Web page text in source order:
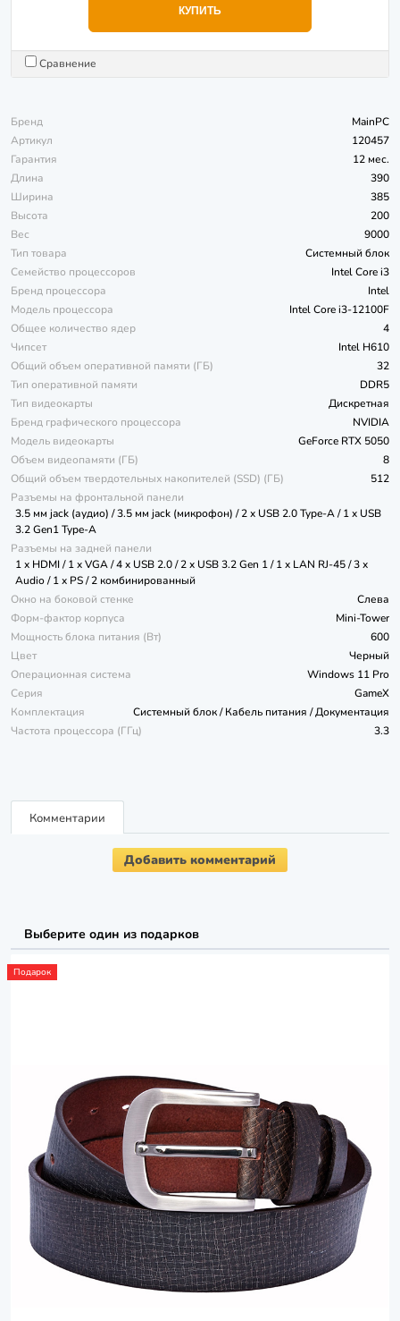
КУПИТЬ
Сравнение
Бренд
MainPC
Артикул
120457
Гарантия
12 мес.
Длина
390
Ширина
385
Высота
200
Вес
9000
Тип товара
Системный блок
Семейство процессоров
Intel Core i3
Бренд процессора
Intel
Модель процессора
Intel Core i3-12100F
Общее количество ядер
4
Чипсет
Intel H610
Общий объем оперативной памяти (ГБ)
32
Тип оперативной памяти
DDR5
Тип видеокарты
Дискретная
Бренд графического процессора
NVIDIA
Модель видеокарты
GeForce RTX 5050
Объем видеопамяти (ГБ)
8
Общий объем твердотельных накопителей (SSD) (ГБ)
512
Разъемы на фронтальной панели
3.5 мм jack (аудио) / 3.5 мм jack (микрофон) / 2 x USB 2.0 Type-A / 1 x USB
3.2 Gen1 Type-A
Разъемы на задней панели
1 x HDMI / 1 x VGA / 4 x USB 2.0 / 2 x USB 3.2 Gen 1 / 1 x LAN RJ-45 / 3 x
Audio / 1 x PS / 2 комбинированный
Окно на боковой стенке
Слева
Форм-фактор корпуса
Mini-Tower
Мощность блока питания (Вт)
600
Цвет
Черный
Операционная система
Windows 11 Pro
Серия
GameX
Комплектация
Системный блок / Кабель питания / Документация
Частота процессора (ГГц)
3.3
Комментарии
Добавить комментарий
Выберите один из подарков
Подарок